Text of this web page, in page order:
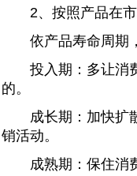
2、按照产品在市
依产品寿命周期
投入期：多让消费
的。
成长期：加快扩散
销活动。
成熟期：保住消费